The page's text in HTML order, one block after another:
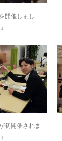
開催しまし
初開催されま